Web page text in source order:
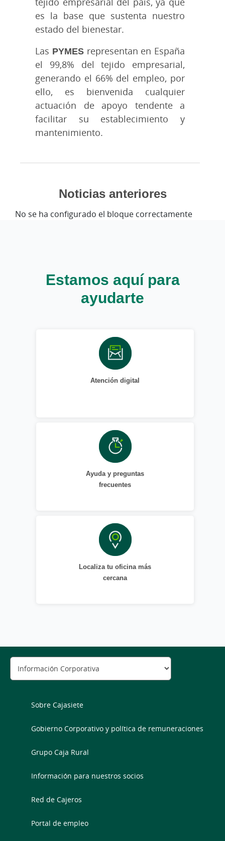
es la base que sustenta nuestro
estado del bienestar.
Las PYMESrepresentan en España
el 99,8% del tejido empresarial,
generando el 66% del empleo, por
ello, es bienvenida cualquier
actuación de apoyo tendente a
facilitar su establecimiento y
mantenimiento.
Noticias anteriores
No se ha configurado el bloque correctamente
Estamos aquí para
ayudarte
Atención digital
Ayuda y preguntas
frecuentes
Localiza tu oficina más
cercana
Sobre Cajasiete
Gobierno Corporativo y política de remuneraciones
Grupo Caja Rural
Información para nuestros socios
Red de Cajeros
Portal de empleo